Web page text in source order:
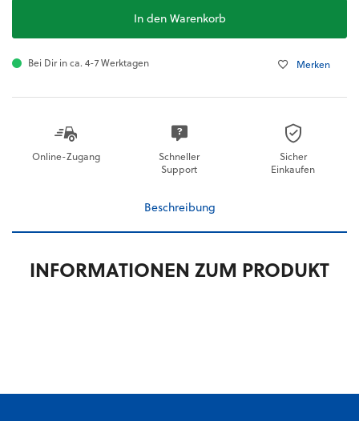
In den Warenkorb
Bei Dir in ca. 4-7 Werktagen Merken
Online-Zugang
Schneller
Support
Sicher
Einkaufen
Beschreibung
INFORMATIONEN ZUM PRODUKT